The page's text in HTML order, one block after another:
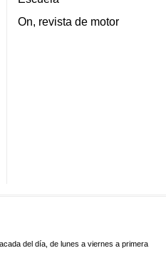
On, revista de motor
del día, de lunes a viernes a primera